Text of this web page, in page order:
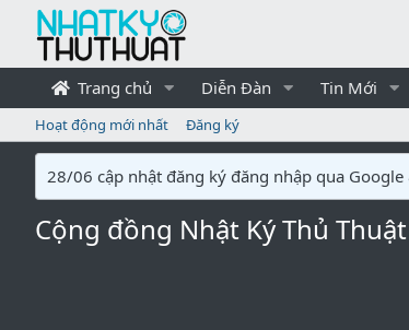
Trang chủ Diễn Đàn Tin Mới
Hoạt động mới nhất Đăng ký
28/06 cập nhật đăng ký đăng nhập qua Google
Cộng đồng Nhật Ký Thủ Thuật